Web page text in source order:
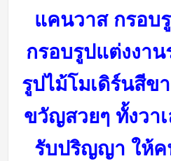
แคนวาส กรอบ
กรอบรูปแต่งงา
รูปไม้โมเดิร์นสีข
ขวัญสวยๆ ทั้งวา
รับปริญญา ให้ค